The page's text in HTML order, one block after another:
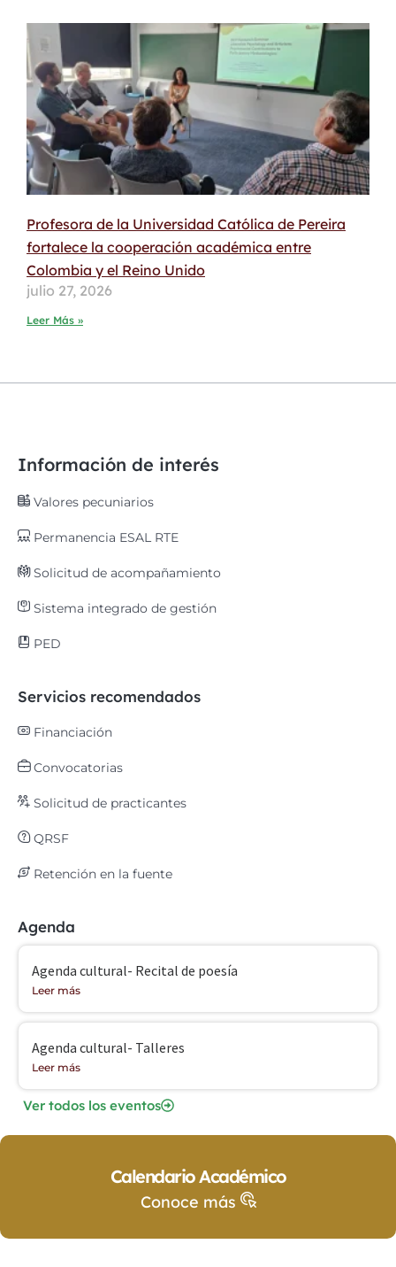
Profesora de la Universidad Católica de Pereira
fortalece la cooperación académica entre
Colombia y el Reino Unido
julio 27, 2026
Leer Más »
Información de interés
Valores pecuniarios
Permanencia ESAL RTE
Solicitud de acompañamiento
Sistema integrado de gestión
PED
Servicios recomendados
Financiación
Convocatorias
Solicitud de practicantes
QRSF
Retención en la fuente
Agenda
Agenda cultural- Recital de poesía
Leer más
Agenda cultural- Talleres
Leer más
Ver todos los eventos
Calendario Académico
Conoce más